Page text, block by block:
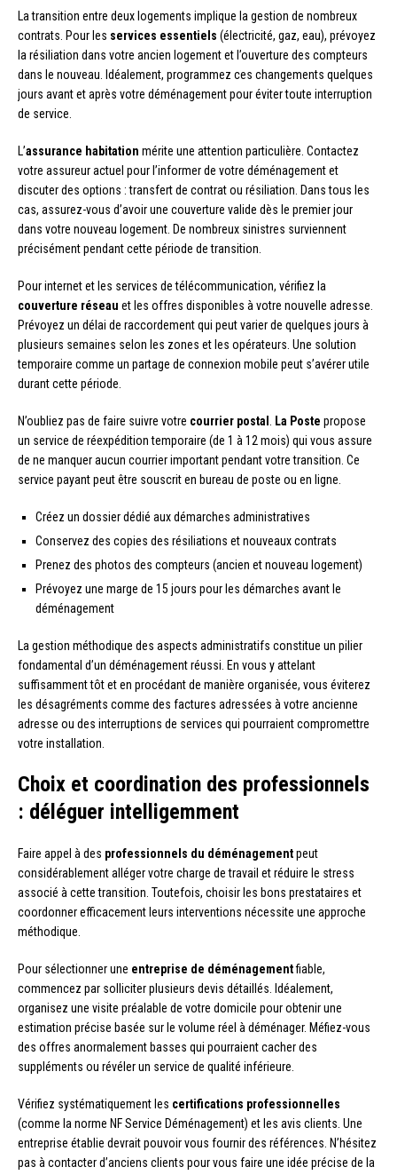
La transition entre deux logements implique la gestion de nombreux
contrats. Pour les services essentiels (électricité, gaz, eau), prévoyez
la résiliation dans votre ancien logement et l’ouverture des compteurs
dans le nouveau. Idéalement, programmez ces changements quelques
jours avant et après votre déménagement pour éviter toute interruption
de service.
L’assurance habitation mérite une attention particulière. Contactez
votre assureur actuel pour l’informer de votre déménagement et
discuter des options : transfert de contrat ou résiliation. Dans tous les
cas, assurez-vous d’avoir une couverture valide dès le premier jour
dans votre nouveau logement. De nombreux sinistres surviennent
précisément pendant cette période de transition.
Pour internet et les services de télécommunication, vérifiez la
couverture réseau et les offres disponibles à votre nouvelle adresse.
Prévoyez un délai de raccordement qui peut varier de quelques jours à
plusieurs semaines selon les zones et les opérateurs. Une solution
temporaire comme un partage de connexion mobile peut s’avérer utile
durant cette période.
N’oubliez pas de faire suivre votre courrier postal . La Poste propose
un service de réexpédition temporaire (de 1 à 12 mois) qui vous assure
de ne manquer aucun courrier important pendant votre transition. Ce
service payant peut être souscrit en bureau de poste ou en ligne.
Créez un dossier dédié aux démarches administratives
Conservez des copies des résiliations et nouveaux contrats
Prenez des photos des compteurs (ancien et nouveau logement)
Prévoyez une marge de 15 jours pour les démarches avant le
déménagement
La gestion méthodique des aspects administratifs constitue un pilier
fondamental d’un déménagement réussi. En vous y attelant
suffisamment tôt et en procédant de manière organisée, vous éviterez
les désagréments comme des factures adressées à votre ancienne
adresse ou des interruptions de services qui pourraient compromettre
votre installation.
Choix et coordination des professionnels
: déléguer intelligemment
Faire appel à des professionnels du déménagementpeut
considérablement alléger votre charge de travail et réduire le stress
associé à cette transition. Toutefois, choisir les bons prestataires et
coordonner efficacement leurs interventions nécessite une approche
méthodique.
Pour sélectionner une entreprise de déménagementfiable,
commencez par solliciter plusieurs devis détaillés. Idéalement,
organisez une visite préalable de votre domicile pour obtenir une
estimation précise basée sur le volume réel à déménager. Méfiez-vous
des offres anormalement basses qui pourraient cacher des
suppléments ou révéler un service de qualité inférieure.
Vérifiez systématiquement les certifications professionnelles
(comme la norme NF Service Déménagement) et les avis clients. Une
entreprise établie devrait pouvoir vous fournir des références. N’hésitez
pas à contacter d’anciens clients pour vous faire une idée précise de la